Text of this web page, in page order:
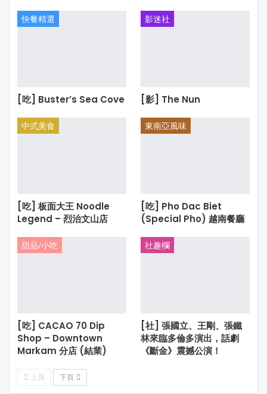
快餐精選
[吃] Buster’s Sea Cove
影迷社
[影] The Nun
中式美食
[吃] 板面大王 Noodle
Legend – 烈治文山店
東南亞風味
[吃] Pho Dac Biet
(Special Pho) 越南餐廳
甜品/小吃
[吃] CACAO 70 Dip
Shop – Downtown
Markam 分店 (結業)
社趣欄
[社] 張國立、王剛、張鐵
林來臨多倫多演出，話劇
《斷金》震撼公演！
上頁 下頁